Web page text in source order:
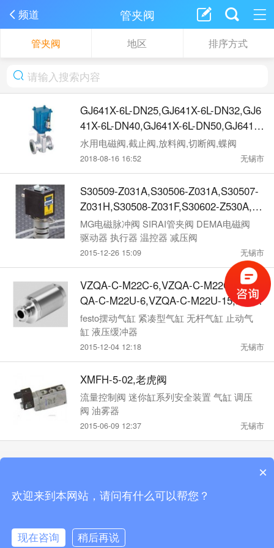
频道 管夹阀
管夹阀 地区 排序方式
GJ641X-6L-DN25,GJ641X-6L-DN32,GJ6
41X-6L-DN40,GJ641X-6L-DN50,GJ641X-
6L-DN65,GJ641X-6L-DN80,GJ641X-6L-D
N100,GJ641X-6L-DN125,GJ641X-6L-DN
150,GJ641X-6L-DN200,GJ641X-6L-DN2
50,GJ641X-6L-DN300,气动管夹阀
水用电磁阀,截止阀,放料阀,切断阀,蝶阀
2018-08-16 16:52 无锡市
S30509-Z031A,S30506-Z031A,S30507-
Z031H,S30508-Z031F,S30602-Z530A,S3
0705-Z130A,SIRAI三通夹管阀
MG电磁脉冲阀 SIRAI管夹阀 DEMA电磁阀
驱动器 执行器 温控器 减压阀
2015-12-26 15:09 无锡市
VZQA-C-M22C-6,VZQA-C-M22C-15,VZ
QA-C-M22U-6,VZQA-C-M22U-15,festo
夹管阀
festo摆动气缸 紧凑型气缸 无杆气缸 止动气
缸 液压缓冲器
2015-12-04 12:18 无锡市
XMFH-5-02,老虎阀
流量控制阀 迷你缸系列安全装置 气缸 调压
阀 油雾器
2015-06-09 12:37 无锡市
触屏版 电脑版
×
欢迎来到本网站，请问有什么可以帮您？
现在咨询 稍后再说